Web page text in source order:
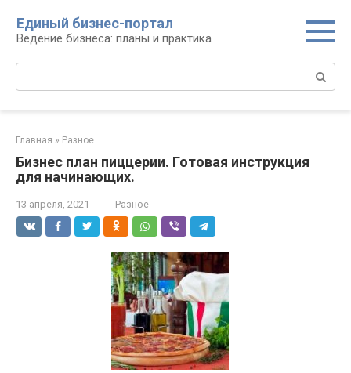
контенту
Единый бизнес-портал
Ведение бизнеса: планы и практика
Поиск:
Главная » Разное
Бизнес план пиццерии. Готовая инструкция
для начинающих.
13 апреля, 2021 Разное